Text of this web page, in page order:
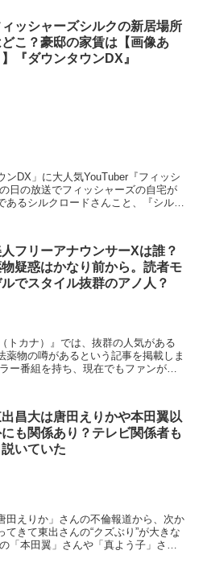
ィッシャーズシルクの新居場所
どこ？豪邸の家賃は【画像あ
】『ダウンタウンDX』
ンDX」に大人気YouTuber『フィッシ
あるシルクロードさんこと、『シル
フリーアナウンサーXは誰？
疑惑はかなり前から。読者モ
でスタイル抜群のアノ人？
トカナ）』では、抜群の人気がある
薬物の噂があるという記事を掲載しま
昌大は唐田えりかや本田翼以
も関係あり？テレビ関係者も
説いていた
田えりか」さんの不倫報道から、次か
きて東出さんの“クズぶり”が大きな